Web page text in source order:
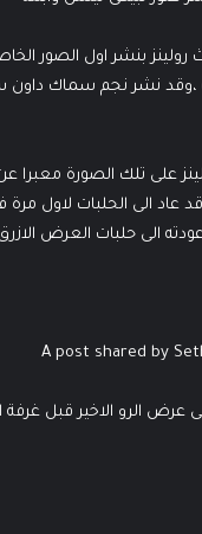
رولينز بنشر اول الصور
،وقد نشر نجم سماك
على تلك الصورة معبرا
A post shared by
الرو الاخير قبل غرفة